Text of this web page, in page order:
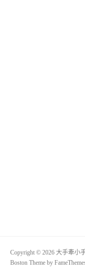
Copyright © 2026 大手牽小
Boston Theme by